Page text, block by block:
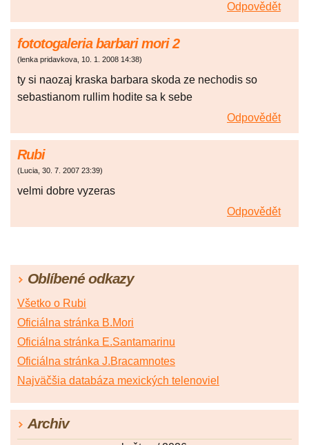
Odpovědět
fototogaleria barbari mori 2
(lenka pridavkova, 10. 1. 2008 14:38)
ty si naozaj kraska barbara skoda ze nechodis so
sebastianom rullim hodite sa k sebe
Odpovědět
Rubi
(Lucia, 30. 7. 2007 23:39)
velmi dobre vyzeras
Odpovědět
Oblíbené odkazy
Všetko o Rubi
Oficiálna stránka B.Mori
Oficiálna stránka E.Santamarinu
Oficiálna stránka J.Bracamnotes
Najväčšia databáza mexických telenoviel
Archiv